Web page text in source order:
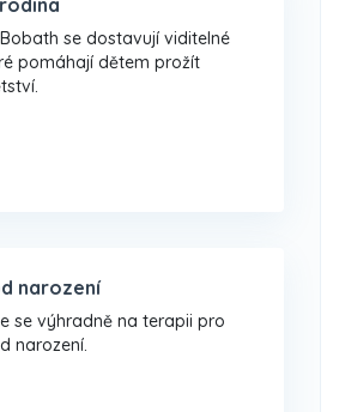
se dostavují viditelné
pomáhají dětem prožít
narození
se výhradně na terapii pro
narození.